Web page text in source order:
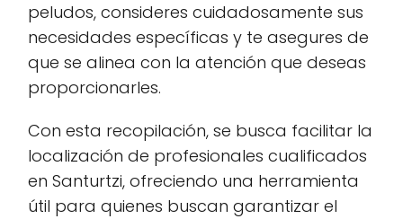
peludos, consideres cuidadosamente sus
necesidades específicas y te asegures de
que se alinea con la atención que deseas
proporcionarles.
Con esta recopilación, se busca facilitar la
localización de profesionales cualificados
en Santurtzi, ofreciendo una herramienta
útil para quienes buscan garantizar el